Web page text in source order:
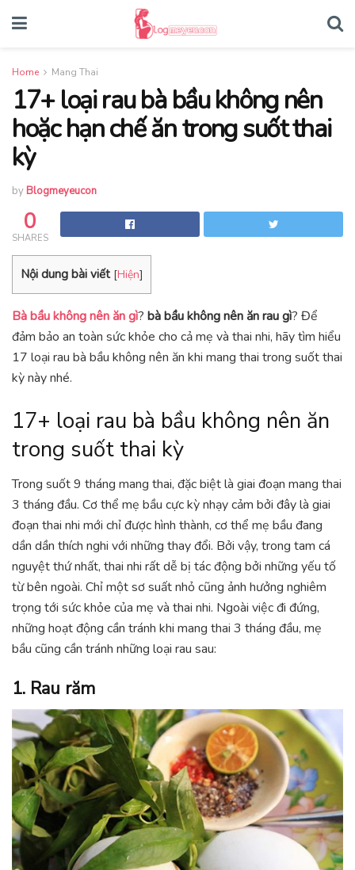
Home Mang Thai
17+ loại rau bà bầu không nên
hoặc hạn chế ăn trong suốt thai
kỳ
by Blogmeyeucon
0
SHARES
Nội dung bài viết [Hiện]
Bà bầu không nên ăn gì? bà bầu không nên ăn rau gì? Để
đảm bảo an toàn sức khỏe cho cả mẹ và thai nhi, hãy tìm hiểu
17 loại rau bà bầu không nên ăn khi mang thai trong suốt thai
kỳ này nhé.
17+ loại rau bà bầu không nên ăn
trong suốt thai kỳ
Trong suốt 9 tháng mang thai, đặc biệt là giai đoạn mang thai
3 tháng đầu. Cơ thể mẹ bầu cực kỳ nhạy cảm bởi đây là giai
đoạn thai nhi mới chỉ được hình thành, cơ thể mẹ bầu đang
dần dần thích nghi với những thay đổi. Bởi vậy, trong tam cá
nguyệt thứ nhất, thai nhi rất dễ bị tác động bởi những yếu tố
từ bên ngoài. Chỉ một sơ suất nhỏ cũng ảnh hưởng nghiêm
trọng tới sức khỏe của mẹ và thai nhi. Ngoài việc đi đứng,
những hoạt động cần tránh khi mang thai 3 tháng đầu, mẹ
bầu cũng cần tránh những loại rau sau:
1. Rau răm